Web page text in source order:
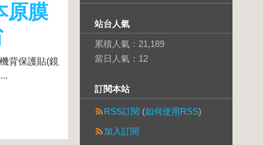
原膜
背保護貼(鏡
站台人氣
累積人氣： 21,189
當日人氣： 12
訂閱本站
RSS訂閱 (如何使用RSS)
加入訂閱